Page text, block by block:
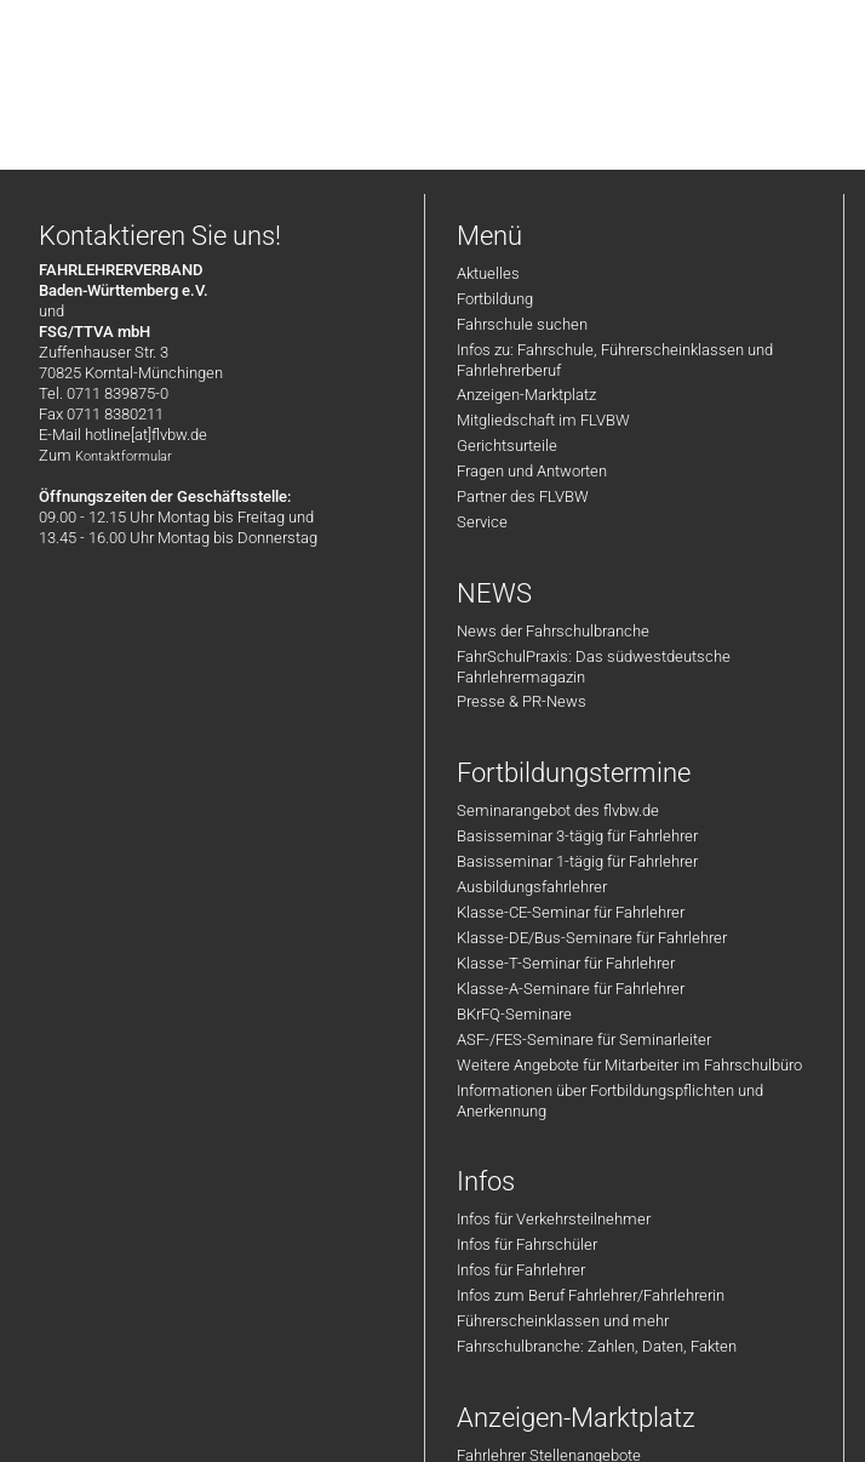
Kontaktieren Sie uns!
FAHRLEHRERVERBAND
Baden-Württemberg e.V.
und
FSG/TTVA mbH
Zuffenhauser Str. 3
70825 Korntal-Münchingen
Tel. 0711 839875-0
Fax 0711 8380211
E-Mail hotline[at]flvbw.de
Zum Kontaktformular
Öffnungszeiten der Geschäftsstelle:
09.00 - 12.15 Uhr Montag bis Freitag und
13.45 - 16.00 Uhr Montag bis Donnerstag
Menü
Aktuelles
Fortbildung
Fahrschule suchen
Infos zu: Fahrschule, Führerscheinklassen und
Fahrlehrerberuf
Anzeigen-Marktplatz
Mitgliedschaft im FLVBW
Gerichtsurteile
Fragen und Antworten
Partner des FLVBW
Service
NEWS
News der Fahrschulbranche
FahrSchulPraxis: Das südwestdeutsche
Fahrlehrermagazin
Presse & PR-News
Fortbildungstermine
Seminarangebot des flvbw.de
Basisseminar 3-tägig für Fahrlehrer
Basisseminar 1-tägig für Fahrlehrer
Ausbildungsfahrlehrer
Klasse-CE-Seminar für Fahrlehrer
Klasse-DE/Bus-Seminare für Fahrlehrer
Klasse-T-Seminar für Fahrlehrer
Klasse-A-Seminare für Fahrlehrer
BKrFQ-Seminare
ASF-/FES-Seminare für Seminarleiter
Weitere Angebote für Mitarbeiter im Fahrschulbüro
Informationen über Fortbildungspflichten und
Anerkennung
Infos
Infos für Verkehrsteilnehmer
Infos für Fahrschüler
Infos für Fahrlehrer
Infos zum Beruf Fahrlehrer/Fahrlehrerin
Führerscheinklassen und mehr
Fahrschulbranche: Zahlen, Daten, Fakten
Anzeigen-Marktplatz
Fahrlehrer Stellenangebote